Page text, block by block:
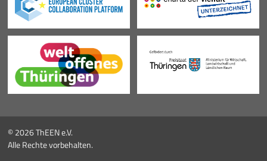
© 2026 ThEEN e.V.
Alle Rechte vorbehalten.